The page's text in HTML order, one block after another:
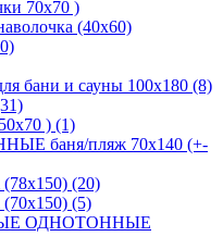
70х70 )
(40х60)
бани и сауны 100х180 (8)
) (1)
баня/пляж 70х140 (+-
(20)
(5)
ОДНОТОННЫЕ